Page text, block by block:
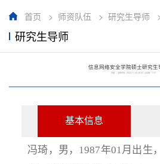
首页 > 师资队伍 > 研究生导师
研究生导师
信息网络安全学院硕士研究生
作者： 发布时间：2023-11-08 09:53 点击数： 1101
基本信息
冯琦，男，1987年01月出生